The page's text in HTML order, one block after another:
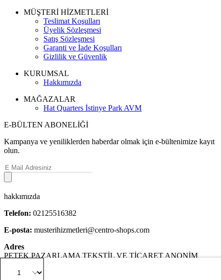
MÜŞTERİ HİZMETLERİ
Teslimat Koşulları
Üyelik Sözleşmesi
Satış Sözleşmesi
Garanti ve İade Koşulları
Gizlilik ve Güvenlik
KURUMSAL
Hakkımızda
MAĞAZALAR
Hat Quarters İstinye Park AVM
E-BÜLTEN ABONELİĞİ
Kampanya ve yeniliklerden haberdar olmak için e-bültenimize kayıt
olun.
hakkımızda
Telefon: 02125516382
E-posta: musterihizmetleri@centro-shops.com
Adres
PETEK PAZARLAMA TEKSTİL VE TİCARET ANONİM
İstanbul / Bahçelievler